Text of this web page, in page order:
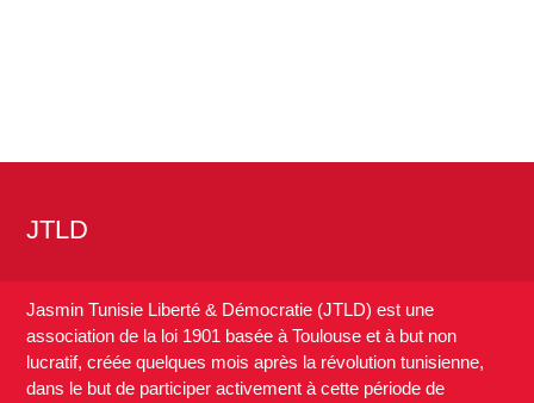
JTLD
Jasmin Tunisie Liberté & Démocratie (JTLD) est une
association de la loi 1901 basée à Toulouse et à but non
lucratif, créée quelques mois après la révolution tunisienne,
dans le but de participer activement à cette période de